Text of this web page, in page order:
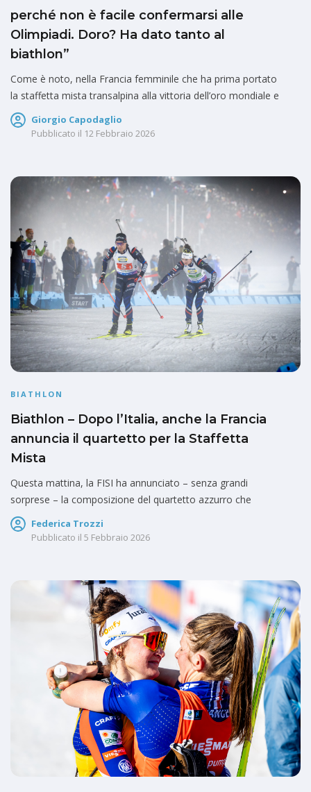
perché non è facile confermarsi alle
Olimpiadi. Doro? Ha dato tanto al
biathlon”
Come è noto, nella Francia femminile che ha prima portato
la staffetta mista transalpina alla vittoria dell’oro mondiale e
Giorgio Capodaglio
Pubblicato il 12 Febbraio 2026
BIATHLON
Biathlon – Dopo l’Italia, anche la Francia
annuncia il quartetto per la Staffetta
Mista
Questa mattina, la FISI ha annunciato – senza grandi
sorprese – la composizione del quartetto azzurro che
Federica Trozzi
Pubblicato il 5 Febbraio 2026